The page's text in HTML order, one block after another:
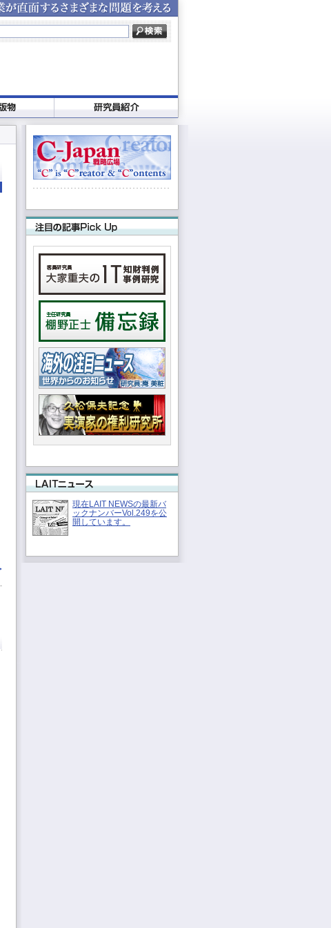
現在LAIT NEWSの最新バ
ックナンバーVol.249を公
開しています。